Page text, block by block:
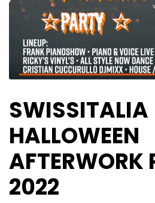
SWISSITALIA
HALLOWEEN
AFTERWORK
2022